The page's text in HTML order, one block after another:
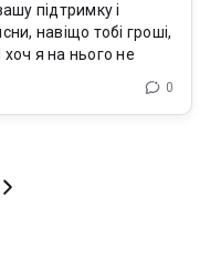
підтримку і
я на нього не
0